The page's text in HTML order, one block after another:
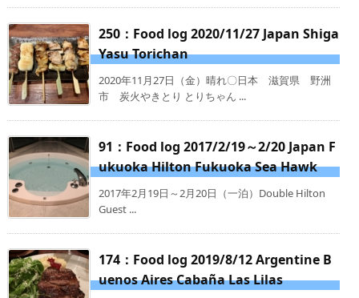
250：Food log 2020/11/27 Japan Shiga
Yasu Torichan
2020年11月27日（金）晴れ〇日本 滋賀県 野洲
市 炭火やきとり とりちゃん ...
91：Food log 2017/2/19～2/20 Japan F
ukuoka Hilton Fukuoka Sea Hawk
2017年2月19日～2月20日（一泊）Double Hilton
Guest ...
174：Food log 2019/8/12 Argentine B
uenos Aires Cabaña Las Lilas